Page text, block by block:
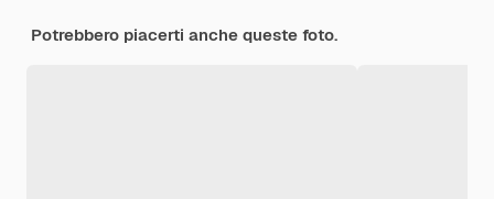
Potrebbero piacerti anche queste foto.